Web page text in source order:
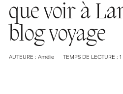
que voir à
blog voyage
AUTEURE : Amélie TEMPS DE LECTURE :